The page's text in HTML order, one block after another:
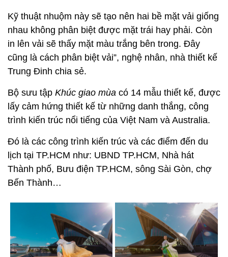
Kỹ thuật nhuộm này sẽ tạo nên hai bề mặt vải giống
nhau không phân biệt được mặt trái hay phải. Còn
in lên vải sẽ thấy mặt màu trắng bên trong. Đây
cũng là cách phân biệt vải”, nghệ nhân, nhà thiết kế
Trung Đinh chia sẻ.
Bộ sưu tập Khúc giao mùa có 14 mẫu thiết kế, được
lấy cảm hứng thiết kế từ những danh thắng, công
trình kiến trúc nổi tiếng của Việt Nam và Australia.
Đó là các công trình kiến trúc và các điểm đến du
lịch tại TP.HCM như: UBND TP.HCM, Nhà hát
Thành phố, Bưu điện TP.HCM, sông Sài Gòn, chợ
Bến Thành…